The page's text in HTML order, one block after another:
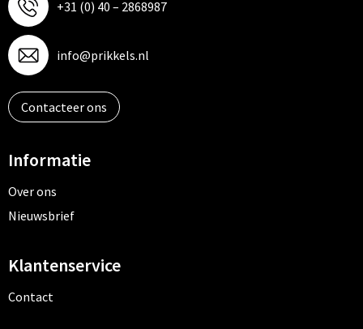
+31 (0) 40 – 2868987
info@prikkels.nl
Contacteer ons
Informatie
Over ons
Nieuwsbrief
Klantenservice
Contact